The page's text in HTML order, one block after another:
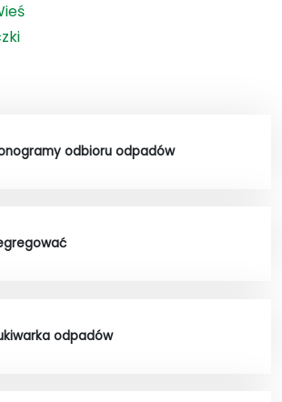
odbioru odpadów
odpadów